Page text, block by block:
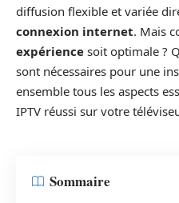
diffusion flexible et variée
connexion internet. Mais
expérience soit optimale ?
sont nécessaires pour une
ensemble tous les aspects
IPTV réussi sur votre
Sommaire